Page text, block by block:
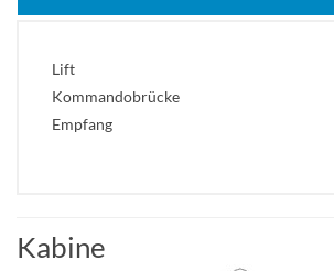
Lift
Kommandobrücke
Empfang
Kabine